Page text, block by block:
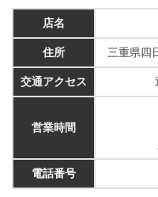
店名
住所 三重県四
交通アクセス
営業時間
電話番号